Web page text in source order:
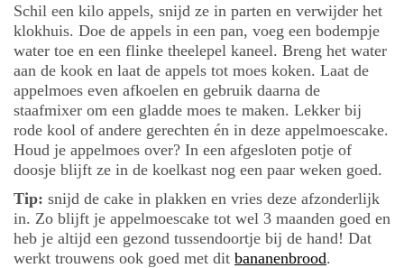
Schil een kilo appels, snijd ze in parten en verwijder het
klokhuis. Doe de appels in een pan, voeg een bodempje
water toe en een flinke theelepel kaneel. Breng het water
aan de kook en laat de appels tot moes koken. Laat de
appelmoes even afkoelen en gebruik daarna de
staafmixer om een gladde moes te maken. Lekker bij
rode kool of andere gerechten én in deze appelmoescake.
Houd je appelmoes over? In een afgesloten potje of
doosje blijft ze in de koelkast nog een paar weken goed.
Tip: snijd de cake in plakken en vries deze afzonderlijk
in. Zo blijft je appelmoescake tot wel 3 maanden goed en
heb je altijd een gezond tussendoortje bij de hand! Dat
werkt trouwens ook goed met dit bananenbrood.